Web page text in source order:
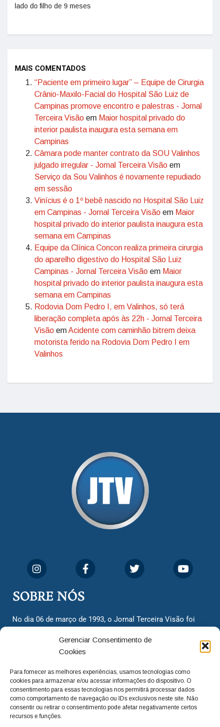
Gerenciar Consentimento de
Cookies
Para fornecer as melhores experiências, usamos tecnologias como
cookies para armazenar e/ou acessar informações do dispositivo. O
consentimento para essas tecnologias nos permitirá processar dados
como comportamento de navegação ou IDs exclusivos neste site. Não
consentir ou retirar o consentimento pode afetar negativamente certos
recursos e funções.
lado do filho de 9 meses
MAIS COMENTADOS
“Paciente em primeiro lugar” – Equipe de Cirurgia
Crânio-Maxilo-Facial do Hospital São Luiz de
Campinas promove encontro e palestras - Jornal
Terceira Visão em Maior hospital privado do
interior paulista inaugura esta semana em
Campinas
Câmara pode manter contrato da SOU Valinhos
julgado irregular - Jornal Terceira Visão em
Serviço da Sou Valinhos é novamente repudiado
em sessão
Vinícius é o 1º bebê nascido no Hospital São Luiz
em Campinas - Jornal Terceira Visão em Maior
hospital privado do interior paulista inaugura esta
semana em Campinas
Equipe da Clínica Concon realiza primeira cirurgia
do aparelho digestivo do Hospital São Luiz
Campinas - Jornal Terceira Visão em Maior
hospital privado do interior paulista inaugura esta
semana em Campinas
Rodovia Dom Pedro I, em Valinhos, só terá
liberação completa após às 22h - Jornal Terceira
Visão emAcidente com caminhão bitrem deixa
motorista ferido na Rodovia Dom Pedro I em
Valinhos
SOBRE NÓS
No dia 06 de março de 1993, o Jornal Terceira Visão foi
cidadãos valinhenses, já que naquela época só existiam
dois jornais. Há mais de 30 anos, o jornal continua
com o foco de trazer as melhores notícias. Nunca
deixamos de lado as necessidades do cidadão, sempre
questionando os órgãos públicos em busca de melhorias
para a cidade e sempre cobrando resoluções para casos